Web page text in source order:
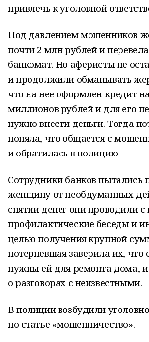
привлечь к уголовной
Под давлением мошенников
почти 2 млн рублей и
банкомат. Но аферисты не
и продолжили обманывать
что на нее оформлен кредит
миллионов рублей и для его
нужно внести деньги. Тогда
поняла, что общается с
и обратилась в полицию.
Сотрудники банков пытались
женщину от необдуманных
снятии денег они проводили с
профилактические беседы и
целью получения крупной
потерпевшая заверила их, что
нужны ей для ремонта дома,
о разговорах с неизвестными.
В полиции возбудили
по статье «мошенничество».